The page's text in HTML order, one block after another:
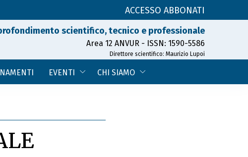
ACCESSO ABBONATI
scientifico, tecnico e professionale
Area 12 ANVUR - ISSN: 1590-5586
Direttore scientifico: Maurizio Lupoi
EVENTI CHI SIAMO